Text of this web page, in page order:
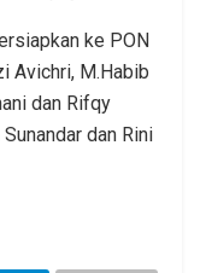
ke PON
Avichri, M.Habib
dan Rifqy
dan Rini